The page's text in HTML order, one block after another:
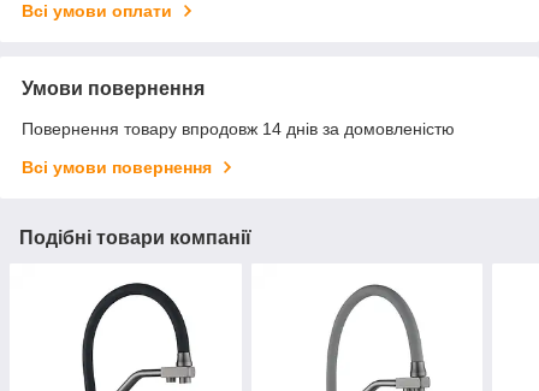
Всі умови оплати
Умови повернення
Повернення товару впродовж 14 днів за домовленістю
Всі умови повернення
Подібні товари компанії